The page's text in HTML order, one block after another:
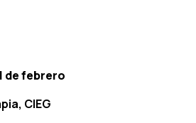
de febrero
CIEG